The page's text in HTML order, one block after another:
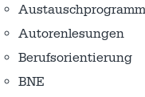
Autorenlesungen
Berufsorientierung
BNE